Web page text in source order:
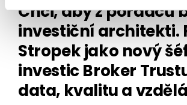
Chci, aby z poradců
investiční architekti.
Stropek jako nový
investic Broker
data, kvalitu a